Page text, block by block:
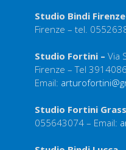
Studio Bindi Firenze
Firenze – tel.
Studio Fortini – Via
Firenze – Tel
Email:
Studio Fortini
055643074 – Email: